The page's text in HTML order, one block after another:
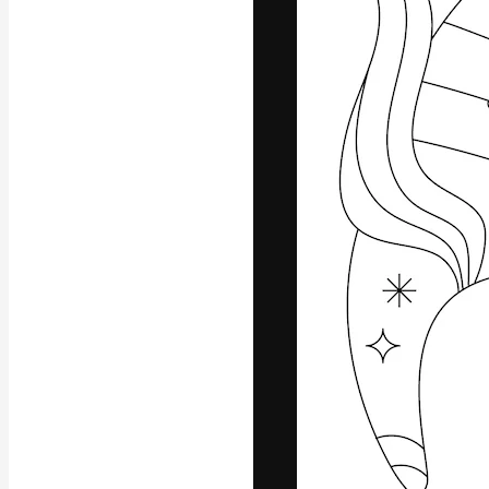
La piattaforma
migliori lavori.
creativi,
Italiano
Copyright © 2010-